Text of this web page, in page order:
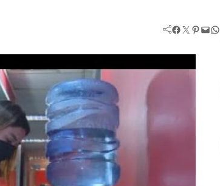
Facebook Twitter Pinterest Mail WhatsApp